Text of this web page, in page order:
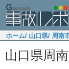
ホーム/ 山口県/ 周南
山口県周